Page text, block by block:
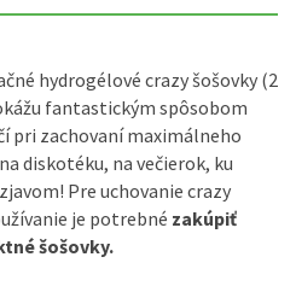
hydrogélové crazy šošovky (2
fantastickým spôsobom
pri zachovaní maximálneho
diskotéku, na večierok, ku
Pre uchovanie crazy
je potrebné zakúpiť
šošovky.